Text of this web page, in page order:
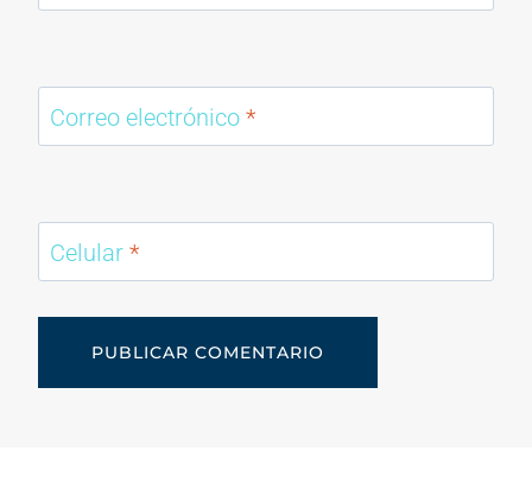
Correo electrónico *
Celular *